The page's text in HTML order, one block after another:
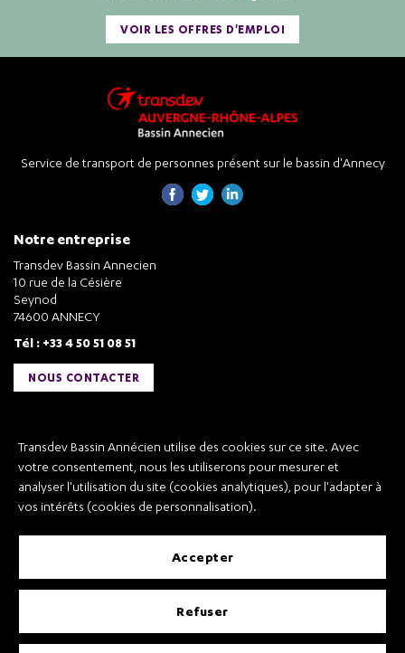
Transdev Bassin Annécien utilise des cookies sur ce site. Avec
votre consentement, nous les utiliserons pour mesurer et
analyser l'utilisation du site (cookies analytiques), pour l'adapter à
vos intérêts (cookies de personnalisation).
accepter
refuser
VOIR LES OFFRES D'EMPLOI
Service de transport de personnes présent sur le bassin d'Annecy
Notre entreprise
Transdev Bassin Annecien
10 rue de la Césière
Seynod
74600 ANNECY
Tél : +33 4 50 51 08 51
NOUS CONTACTER
Transdev Bassin Annécien
Recrutement
Conditions Générales de Vente et Transport
Conditions Générales d’Utilisation
Règlement